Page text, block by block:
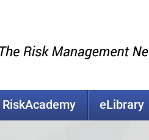
RiskAcademy eLibrary